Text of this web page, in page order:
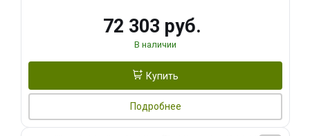
72 303 руб.
В наличии
Купить
Подробнее